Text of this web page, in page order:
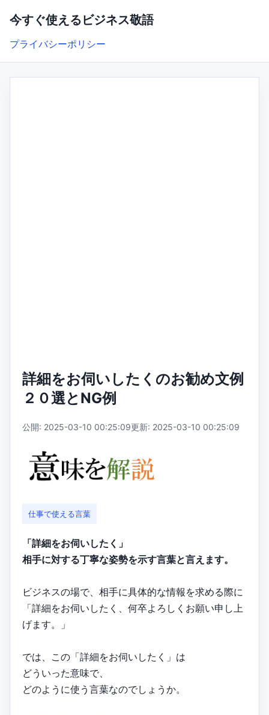
今すぐ使えるビジネス敬語
プライバシーポリシー
詳細をお伺いしたくのお勧め文例
２０選とNG例
公開: 2025-03-10 00:25:09更新: 2025-03-10 00:25:09
仕事で使える言葉
「詳細をお伺いしたく」
相手に対する丁寧な姿勢を示す言葉と言えます。
ビジネスの場で、相手に具体的な情報を求める際に
「詳細をお伺いしたく、何卒よろしくお願い申し上
げます。」
では、この「詳細をお伺いしたく」は
どういった意味で、
どのように使う言葉なのでしょうか。